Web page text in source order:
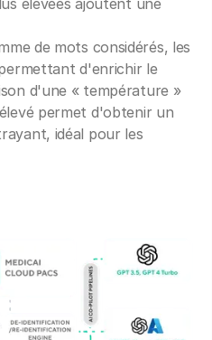
élevées ajoutent une
de mots considérés, les
d'enrichir le
d'une « température »
permet d'obtenir un
idéal pour les